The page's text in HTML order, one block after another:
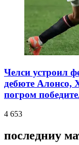
Челси устроил
дебюте Алонсо,
погром
4 653
последниу